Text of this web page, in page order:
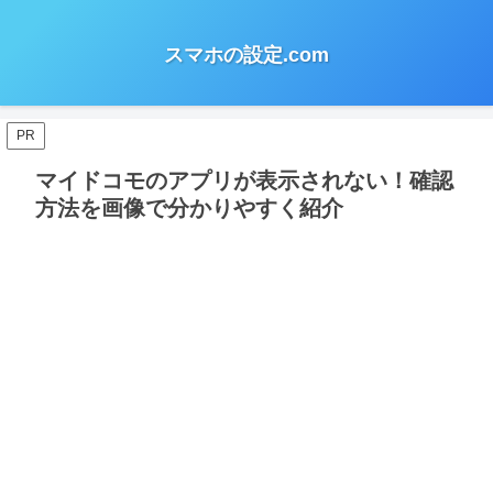
スマホの設定.com
PR
マイドコモのアプリが表示されない！確認
方法を画像で分かりやすく紹介